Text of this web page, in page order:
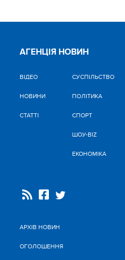
АГЕНЦІЯ НОВИН
ВІДЕО
НОВИНИ
СТАТТІ
CУСПІЛЬСТВО
ПОЛІТИКА
СПОРТ
ШОУ-BIZ
ЕКОНОМІКА
АРХІВ НОВИН
ОГОЛОШЕННЯ